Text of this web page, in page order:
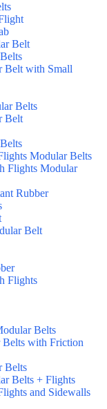
Belt
Belt with Small
Belts
Belt
Modular Belts
Flights Modular
Rubber
Belt
Flights
Belts
Belts with Friction
Belts
Belts + Flights
and Sidewalls